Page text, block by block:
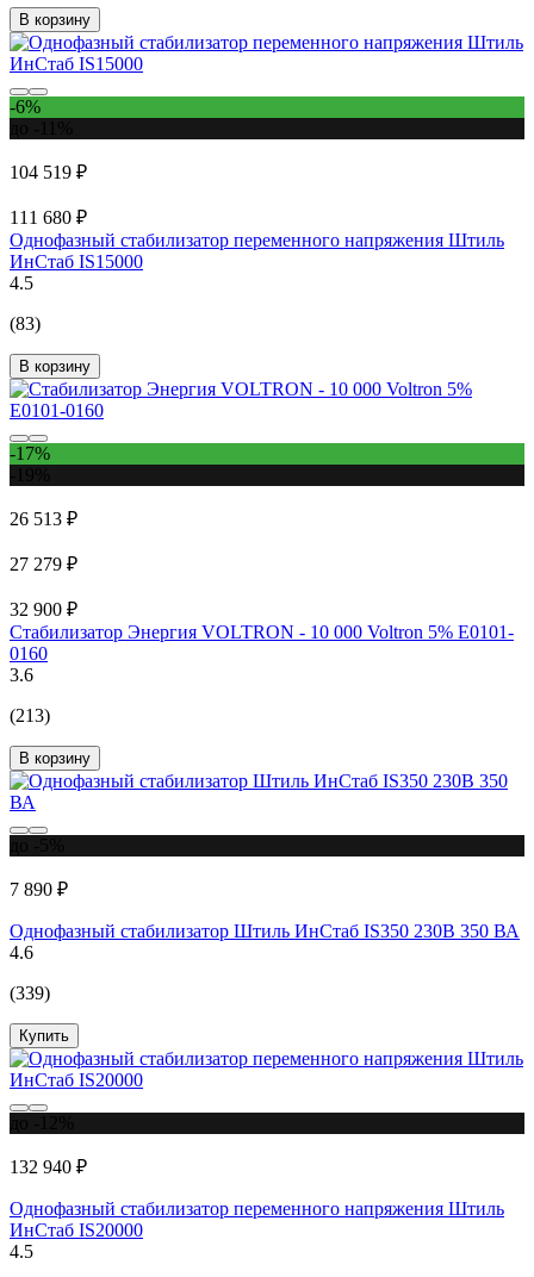
В корзину
-6%
104 519 ₽
111 680 ₽
Однофазный стабилизатор переменного напряжения Штиль
ИнСтаб IS15000
4.5
(83)
В корзину
-17%
26 513 ₽
27 279 ₽
32 900 ₽
Стабилизатор Энергия VOLTRON - 10 000 Voltron 5% Е0101-
0160
3.6
(213)
В корзину
7 890 ₽
Однофазный стабилизатор Штиль ИнСтаб IS350 230В 350 ВА
4.6
(339)
Купить
132 940 ₽
Однофазный стабилизатор переменного напряжения Штиль
ИнСтаб IS20000
4.5